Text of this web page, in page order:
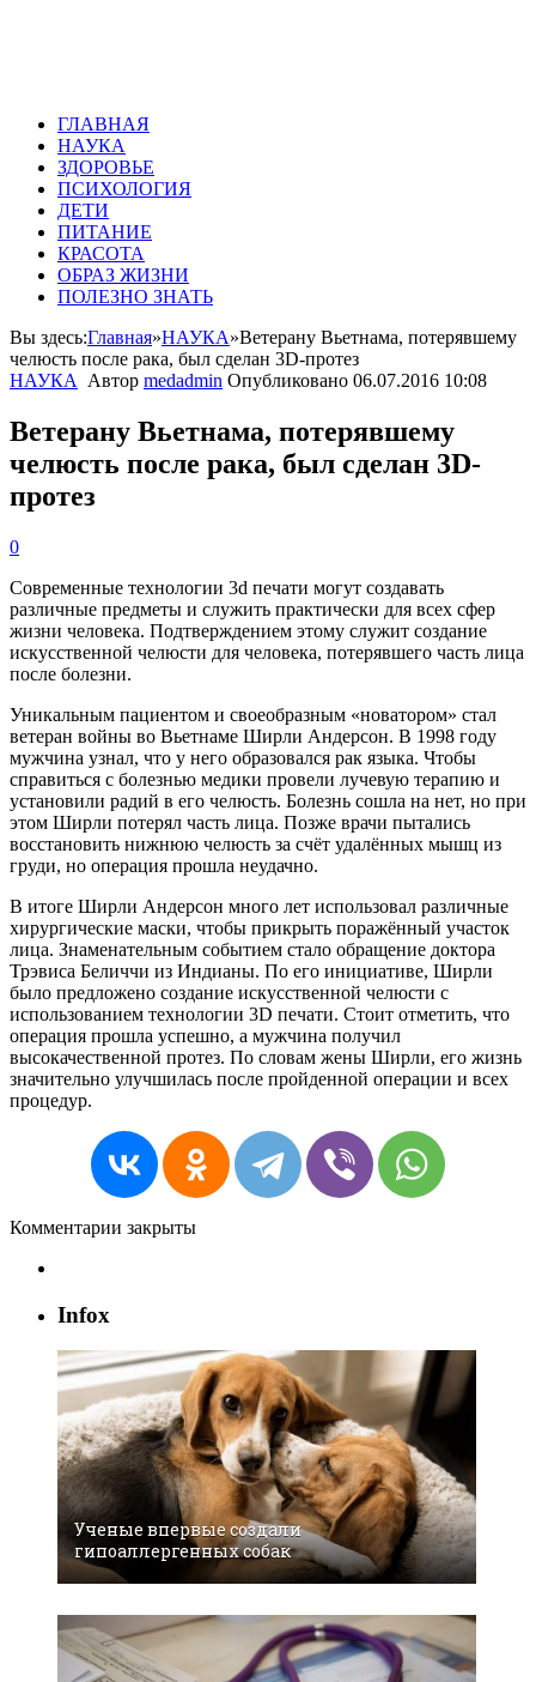
ГЛАВНАЯ
НАУКА
ЗДОРОВЬЕ
ПСИХОЛОГИЯ
ДЕТИ
ПИТАНИЕ
КРАСОТА
ОБРАЗ ЖИЗНИ
ПОЛЕЗНО ЗНАТЬ
Вы здесь:Главная»НАУКА»Ветерану Вьетнама, потерявшему
челюсть после рака, был сделан 3D-протез
НАУКА
Автор medadmin Опубликовано 06.07.2016 10:08
Ветерану Вьетнама, потерявшему
челюсть после рака, был сделан 3D-
протез
0
Современные технологии 3d печати могут создавать
различные предметы и служить практически для всех сфер
жизни человека. Подтверждением этому служит создание
искусственной челюсти для человека, потерявшего часть лица
после болезни.
Уникальным пациентом и своеобразным «новатором» стал
ветеран войны во Вьетнаме Ширли Андерсон. В 1998 году
мужчина узнал, что у него образовался рак языка. Чтобы
справиться с болезнью медики провели лучевую терапию и
установили радий в его челюсть. Болезнь сошла на нет, но при
этом Ширли потерял часть лица. Позже врачи пытались
восстановить нижнюю челюсть за счёт удалённых мышц из
груди, но операция прошла неудачно.
В итоге Ширли Андерсон много лет использовал различные
хирургические маски, чтобы прикрыть поражённый участок
лица. Знаменательным событием стало обращение доктора
Трэвиса Беличчи из Индианы. По его инициативе, Ширли
было предложено создание искусственной челюсти с
использованием технологии 3D печати. Стоит отметить, что
операция прошла успешно, а мужчина получил
высокачественной протез. По словам жены Ширли, его жизнь
значительно улучшилась после пройденной операции и всех
процедур.
Комментарии закрыты
Infox
Ученые впервые создали
гипоаллергенных собак